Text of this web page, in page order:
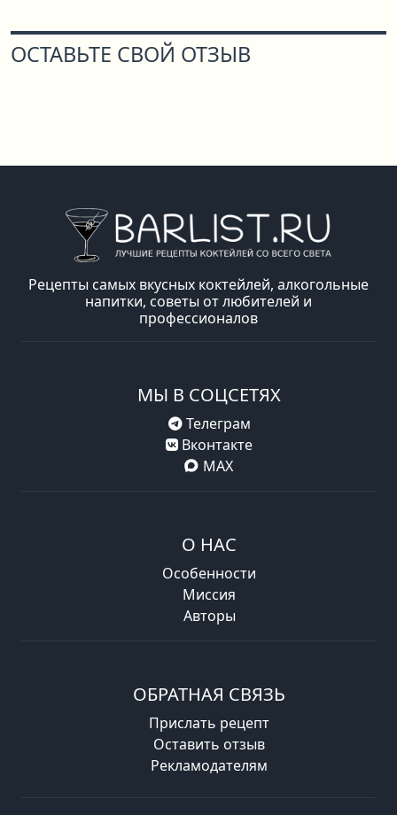
ОСТАВЬТЕ СВОЙ ОТЗЫВ
Рецепты самых вкусных коктейлей, алкогольные
напитки, советы от любителей и
профессионалов
МЫ В СОЦСЕТЯХ
Телеграм
Вконтакте
MAX
О НАС
Особенности
Миссия
Авторы
ОБРАТНАЯ СВЯЗЬ
Прислать рецепт
Оставить отзыв
Рекламодателям